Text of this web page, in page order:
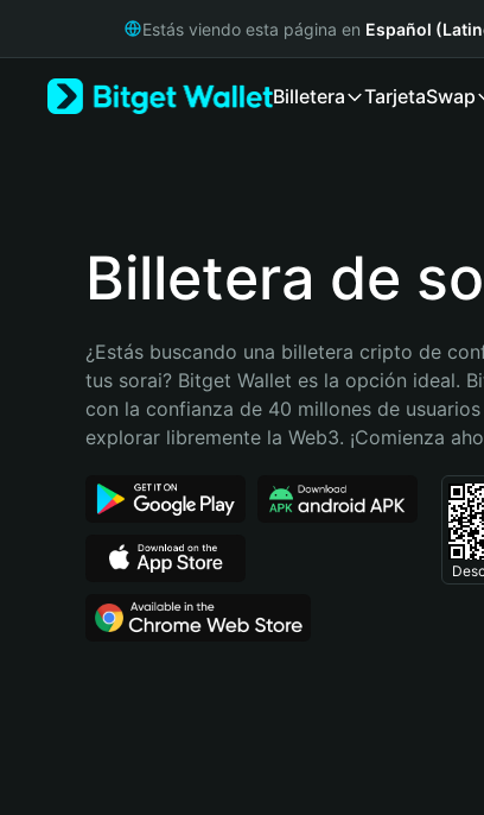
Русский
Bahasa Indonesia
Português (Brasil)
Estás viendo esta página en Español
Billetera TarjetaSwap
Billetera de
¿Estás buscando una billetera cripto de
tus sorai? Bitget Wallet es la opción ideal.
con la confianza de 40 millones de
explorar libremente la Web3. ¡Comienza